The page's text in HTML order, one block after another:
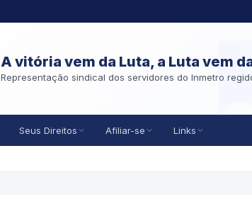
A vitória vem da Luta, a Luta vem
Representação sindical dos servidores do Inmetro
Seus Direitos Afiliar-se Links